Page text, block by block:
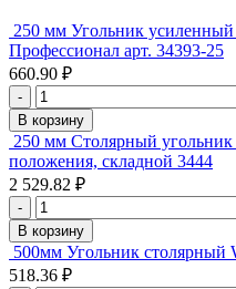
250 мм Угольник
Профессионал арт. 34393-25
660.90 ₽
-
В корзину
250 мм Столярный
положения, складной 3444
2 529.82 ₽
-
В корзину
500мм Угольник столярный
518.36 ₽